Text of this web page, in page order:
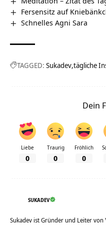
Fersensitz auf
Schnelles Agni Sara
TAGGED: Sukadev tägliche
Dein
Liebe
0
Traurig
0
Fröhlich
0
SUKADEV
Sukadev ist Gründer und Leiter von